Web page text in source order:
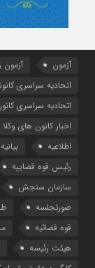
آزمون آزمون
اتحادیه سراسری
اتحادیه سراسری
اخبار کانون های وکلا
اطلاعیه
بیانیه
رئیس قوه قضاییه
سازمان سنجش
صورتجلسه
قوه قضائیه
هیئت رئیسه